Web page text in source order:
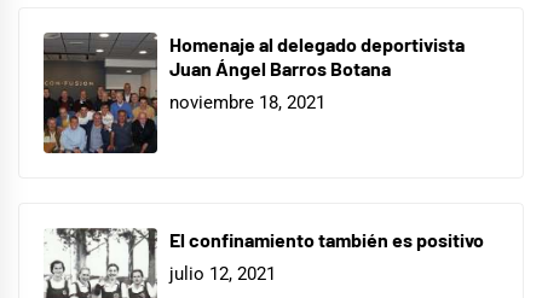
Homenaje al delegado deportivista
Juan Ángel Barros Botana
noviembre 18, 2021
El confinamiento también es positivo
julio 12, 2021